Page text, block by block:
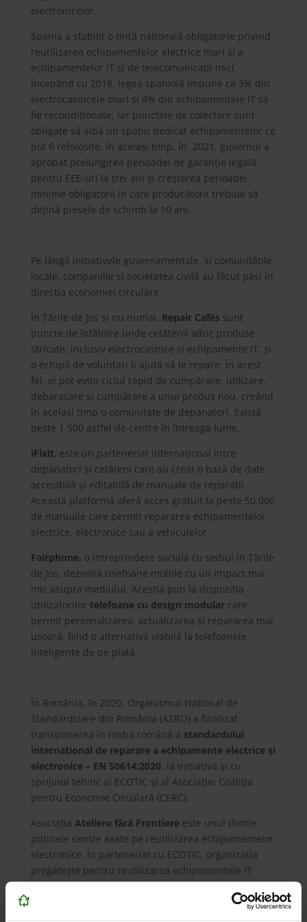
electronicelor.
Spania a stabilit o țintă națională obligatorie privind
reutilizarea echipamentelor electrice mari și a
echipamentelor IT și de telecomunicații mici.
Începând cu 2018, legea spaniolă impune ca 3% din
electrocasnicele mari și 4% din echipamentele IT să
fie recondiționate, iar punctele de colectare sunt
obligate să aibă un spațiu dedicat echipamentelor ce
pot fi refolosite. În același timp, în 2021, guvernul a
aprobat prelungirea perioadei de garanție legală
pentru EEE-uri la trei ani și creșterea perioadei
minime obligatorii în care producătorii trebuie să
dețină piesele de schimb la 10 ani.
Pe lângă inițiativele guvernamentale, și comunitățile
locale, companiile și societatea civilă au făcut pași în
direcția economiei circulare.
În Țările de Jos și nu numai, Repair Cafés sunt
puncte de întâlnire unde cetățenii aduc produse
stricate, inclusiv electrocasnice și echipamente IT, și
o echipă de voluntari îi ajută să le repare. În acest
fel, ei pot evita ciclul rapid de cumpărare, utilizare,
debarasare și cumpărare a unui produs nou, creând
în același timp o comunitate de depanatori. Există
peste 1.500 astfel de centre în întreaga lume.
iFixit, este un parteneriat internațional între
depanatori și cetățeni care au creat o bază de date
accesibilă și editabilă de manuale de reparații.
Această platformă oferă acces gratuit la peste 50.000
de manuale care permit repararea echipamentelor
electrice, electronice sau a vehiculelor.
Fairphone, o întreprindere socială cu sediul în Țările
de Jos, dezvoltă telefoane mobile cu un impact mai
mic asupra mediului. Aceștia pun la dispoziția
utilizatorilor telefoane cu design modularcare
permit personalizarea, actualizarea și repararea mai
ușoară, fiind o alternativă viabilă la telefoanele
inteligente de pe piață.
În România, în 2020, Organismul Național de
Standardizare din România (ASRO) a finalizat
transpunerea în limba română a standardului
internațional de reparare a echipamente electrice și
electronice – EN 50614:2020, la inițiativa și cu
sprijinul tehnic al ECOTIC și al Asociației Coaliția
pentru Economie Circulară (CERC).
Asociația Ateliere fără Frontiere este unul dintre
puținele centre axate pe reutilizarea echipamentelor
electronice. În parteneriat cu ECOTIC, organizația
pregătește pentru reutilizarea echipamentele IT
funcționale provenite din donații și apoi le donează,
mai departe, către școli, ONG-uri sau centre de
plasament din zone defavorizate. În anul 2022, peste